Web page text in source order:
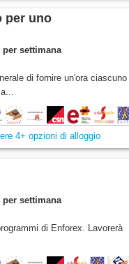
per uno
settimana
di fornire un'ora ciascuno
4+ opzioni di alloggio
settimana
di Enforex. Lavorerà